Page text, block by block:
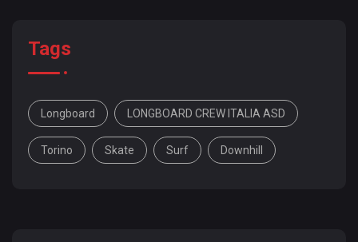
Tags
Longboard LONGBOARD CREW ITALIA ASD
Torino Skate Surf Downhill